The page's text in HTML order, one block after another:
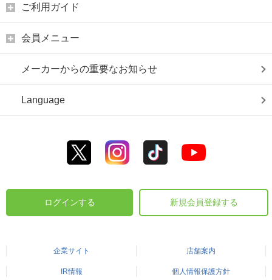
ご利用ガイド
会員メニュー
メーカーからの重要なお知らせ
Language
ログインする 新規会員登録する
企業サイト 店舗案内
IR情報 個人情報保護方針